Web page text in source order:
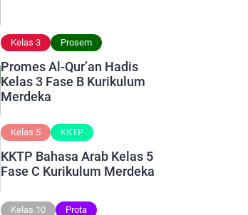
Kelas 3 Prosem
Promes Al-Qur’an Hadis
Kelas 3 Fase B Kurikulum
Merdeka
Kelas 5 KKTP
KKTP Bahasa Arab Kelas 5
Fase C Kurikulum Merdeka
Kelas 10 Prota